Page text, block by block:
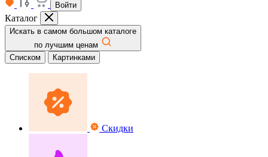
Войти
Каталог
Искать в самом большом каталоге
по лучшим ценам
Списком
Картинками
Скидки